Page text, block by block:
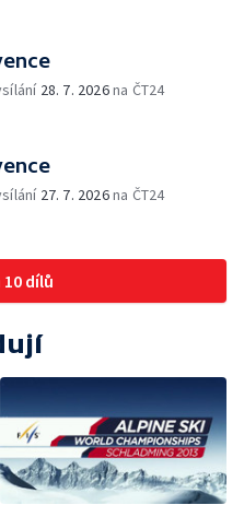
28. 7. 2026na ČT24
27. 7. 2026na ČT24
dílů